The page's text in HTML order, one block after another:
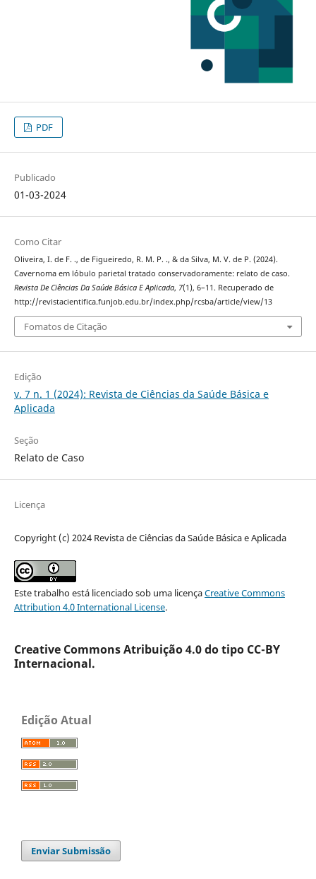
PDF
Publicado
01-03-2024
Como Citar
Oliveira, I. de F. ., de Figueiredo, R. M. P. ., & da Silva, M. V. de P. (2024).
Cavernoma em lóbulo parietal tratado conservadoramente: relato de caso.
Revista De Ciências Da Saúde Básica E Aplicada, 7(1), 6–11. Recuperado de
http://revistacientifica.funjob.edu.br/index.php/rcsba/article/view/13
Fomatos de Citação
Edição
v. 7 n. 1 (2024): Revista de Ciências da Saúde Básica e
Aplicada
Seção
Relato de Caso
Licença
Copyright (c) 2024 Revista de Ciências da Saúde Básica e Aplicada
Este trabalho está licenciado sob uma licençaCreative Commons
Attribution 4.0 International License.
Creative Commons Atribuição 4.0 do tipo CC-BY
Internacional.
Edição Atual
Enviar Submissão